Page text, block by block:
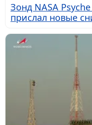
Зонд NASA
прислал новые